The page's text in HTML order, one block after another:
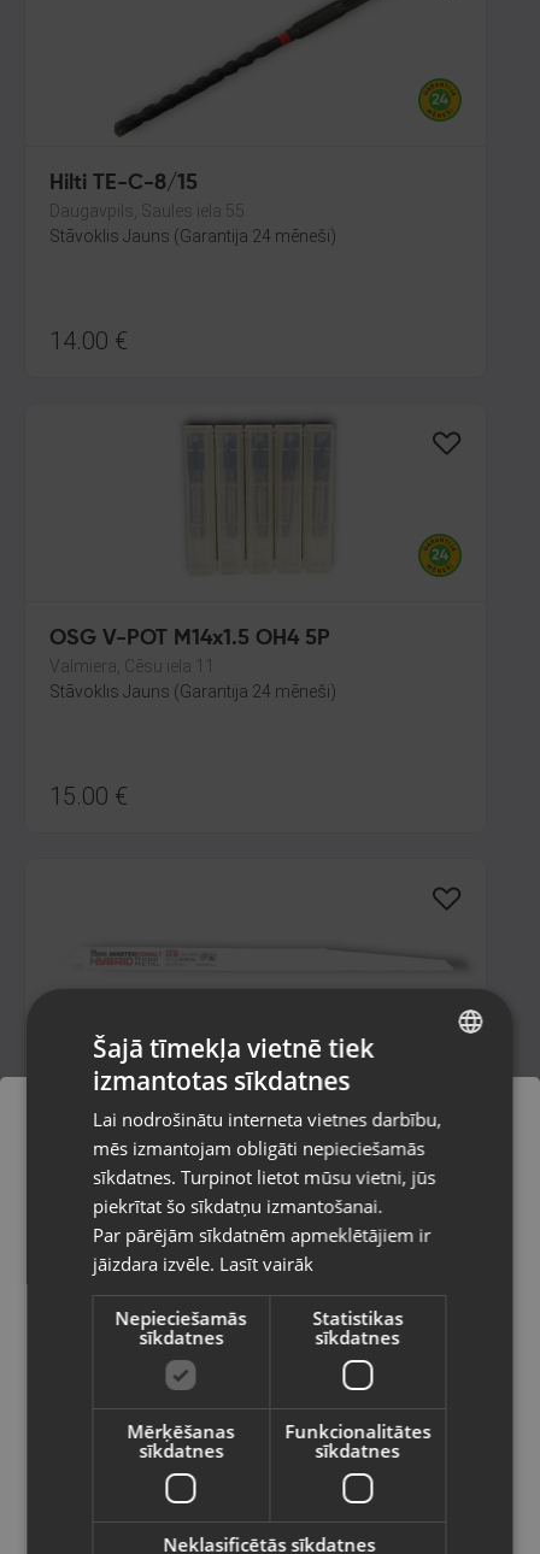
Hilti TE-C-8/15
Daugavpils, Saules iela 55
Stāvoklis Jauns (Garantija 24 mēneši)
14.00 €
OSG V-POT M14x1.5 OH4 5P
Valmiera, Cēsu iela 11
Stāvoklis Jauns (Garantija 24 mēneši)
15.00 €
Morse Master Cobalt 12'' 300mm
10/14TPI RB12501014
Rēzekne, Atbrīvošanas aleja 119
Stāvoklis Jauns (Garantija 24 mēneši)
5.00€
Specialist+ 4-39
Pasūtījumi tiks piegādāti uz
izvēlēto valsti
Vietnes saturs būs attēlots izvēlētajā
valodā
Valsts
Latviešu / Latvian
RUSSIAN
Šajā tīmekļa vietnē tiek
izmantotas sīkdatnes
Lai nodrošinātu interneta vietnes darbību,
mēs izmantojam obligāti nepieciešamās
sīkdatnes. Turpinot lietot mūsu vietni, jūs
piekrītat šo sīkdatņu izmantošanai.
Par pārējām sīkdatnēm apmeklētājiem ir
jāizdara izvēle. Lasīt vairāk
Nepieciešamās
sīkdatnes
Statistikas
sīkdatnes
Mērķēšanas
sīkdatnes
Funkcionalitātes
sīkdatnes
Neklasificētās sīkdatnes